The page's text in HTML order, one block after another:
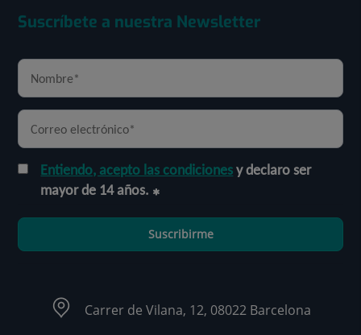
Suscríbete a nuestra Newsletter
Entiendo, acepto las condicionesy declaro ser
mayor de 14 años.
Suscribirme
Carrer de Vilana, 12, 08022 Barcelona